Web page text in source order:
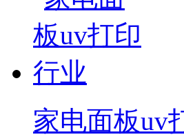
家电面板uv